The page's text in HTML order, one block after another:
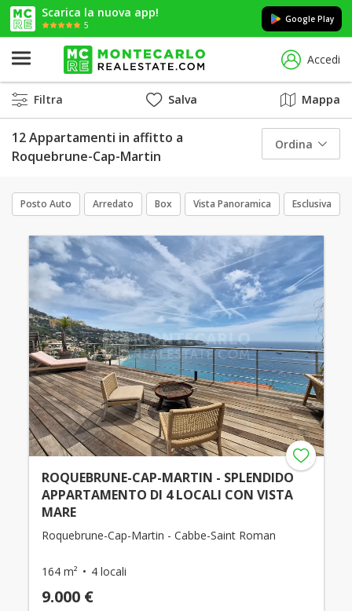
Scarica la nuova app!
5
Google Play
Accedi
Filtra Salva Mappa
12 Appartamenti in affitto a
Roquebrune-Cap-Martin
Ordina
Posto Auto Arredato Box Vista Panoramica Esclusiva
ROQUEBRUNE-CAP-MARTIN - SPLENDIDO
APPARTAMENTO DI 4 LOCALI CON VISTA
MARE
Roquebrune-Cap-Martin - Cabbe-Saint Roman
164 m² 4 locali
9.000 €